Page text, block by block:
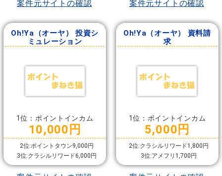
案件元サイトの確認 案件元サイトの確認
Oh!Ya（オーヤ） 投資シ
ミュレーション
1位：ポイントインカム
10,000円
2位:ポイントタウン9,000円
3位:クラシルリワード6,000円
Oh!Ya（オーヤ） 資料請
求
1位：ポイントインカム
5,000円
2位:クラシルリワード1,800円
3位:アメフリ1,700円